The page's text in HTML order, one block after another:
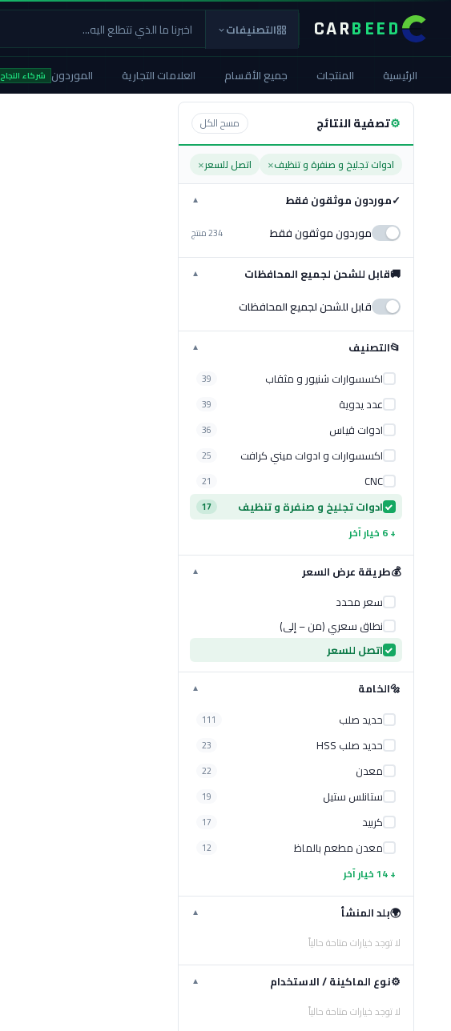
CARBEED التصنيفات
الرئيسية المنتجات جميع الأقسام العلامات التجارية الموردون شركاء النجاح
⚙تصفية النتائج مسح الكل
ادوات تجليخ و صنفرة و تنظيف× اتصل للسعر×
✓موردون موثقون فقط ▼
موردون موثقون فقط 234 منتج
🚚قابل للشحن لجميع المحافظات ▼
قابل للشحن لجميع المحافظات
📂التصنيف ▼
اكسسوارات شنيور و مثقاب 39
عدد يدوية 39
ادوات قياس 36
اكسسوارات و ادوات ميني كرافت 25
CNC
21
ادوات تجليخ و صنفرة و تنظيف 17
+ 6 خيار آخر
💰طريقة عرض السعر ▼
سعر محدد
نطاق سعري (من – إلى)
اتصل للسعر
🔩الخامة ▼
حديد صلب 111
حديد صلب HSS 23
معدن 22
ستانلس ستيل 19
كربيد 17
معدن مطعم بالماظ 12
+ 14 خيار آخر
🌍بلد المنشأ ▼
لا توجد خيارات متاحة حالياً
⚙️نوع الماكينة / الاستخدام ▼
لا توجد خيارات متاحة حالياً